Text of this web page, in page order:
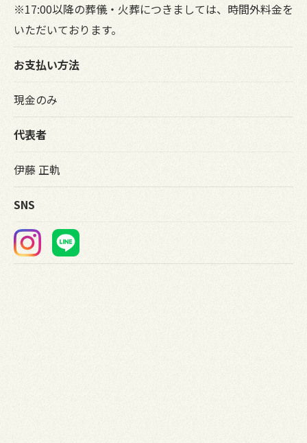
※17:00以降の葬儀・火葬につきましては、時間外料金を
いただいております。
お支払い方法
現金のみ
代表者
伊藤 正軌
SNS